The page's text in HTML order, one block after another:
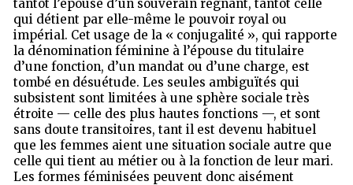
tantôt l’épouse d’un souverain régnant, tantôt celle
qui détient par elle-même le pouvoir royal ou
impérial. Cet usage de la « conjugalité », qui rapporte
la dénomination féminine à l’épouse du titulaire
d’une fonction, d’un mandat ou d’une charge, est
tombé en désuétude. Les seules ambiguïtés qui
subsistent sont limitées à une sphère sociale très
étroite — celle des plus hautes fonctions —, et sont
sans doute transitoires, tant il est devenu habituel
que les femmes aient une situation sociale autre que
celle qui tient au métier ou à la fonction de leur mari.
Les formes féminisées peuvent donc aisément